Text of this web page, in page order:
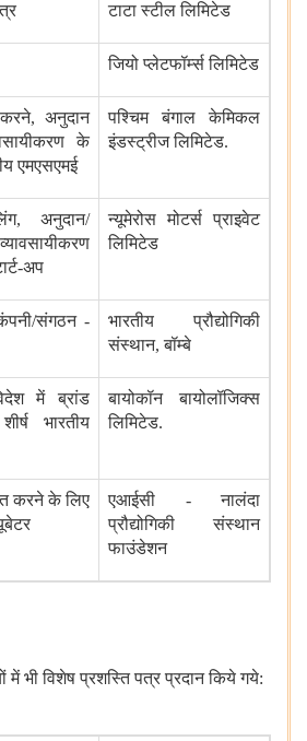
टाटा स्टील लिमिटेड
जियो प्लेटफॉर्म्स लिमिटेड
,अनुदान
के
एमएसएमई
पश्चिम बंगाल केमिकल
इंडस्ट्रीज लिमिटेड.
, अनुदान/
-अप
न्यूमेरोस मोटर्स प्राइवेट
लिमिटेड
/संगठन -
भारतीय प्रौद्योगिकी
संस्थान,बॉम्बे
में ब्रांड
भारतीय
बायोकॉन बायोलॉजिक्स
लिमिटेड.
करने के लिए
एआईसी -नालंदा
प्रौद्योगिकी संस्थान
फाउंडेशन
में भी विशेष प्रशस्ति पत्र प्रदान किये गये: